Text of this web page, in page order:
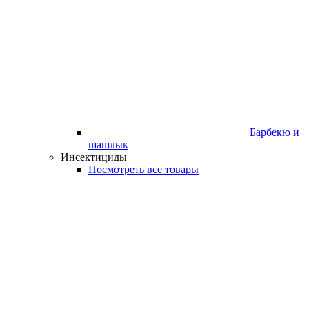
Барбекю и
шашлык
Инсектициды
Посмотреть все товары